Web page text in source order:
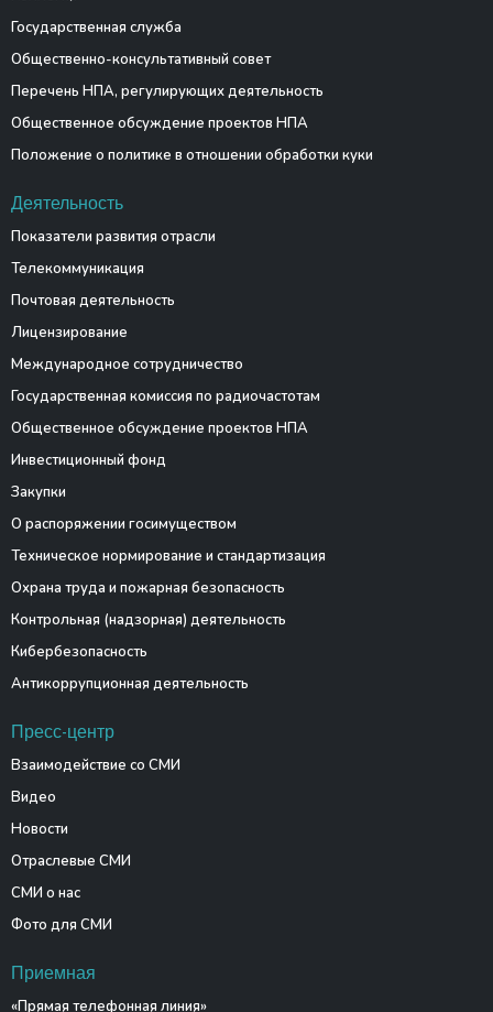
Государственная служба
Общественно-консультативный совет
Перечень НПА, регулирующих деятельность
Общественное обсуждение проектов НПА
Положение о политике в отношении обработки куки
Деятельность
Показатели развития отрасли
Телекоммуникация
Почтовая деятельность
Лицензирование
Международное сотрудничество
Государственная комиссия по радиочастотам
Общественное обсуждение проектов НПА
Инвестиционный фонд
Закупки
О распоряжении госимуществом
Техническое нормирование и стандартизация
Охрана труда и пожарная безопасность
Контрольная (надзорная) деятельность
Кибербезопасность
Антикоррупционная деятельность
Пресс-центр
Взаимодействие со СМИ
Видео
Новости
Отраслевые СМИ
СМИ о нас
Фото для СМИ
Приемная
«Прямая телефонная линия»